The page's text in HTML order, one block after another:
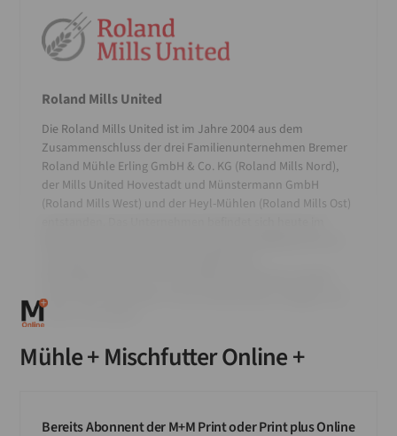
Mühle + Mischfutter Online +
Bereits Abonnent der M+M Print oder Print plus Online
Roland Mills United
Die Roland Mills United ist im Jahre 2004 aus dem
Zusammenschluss der drei Familienunternehmen Bremer
Roland Mühle Erling GmbH & Co. KG (Roland Mills Nord),
der Mills United Hovestadt und Münstermann GmbH
(Roland Mills West) und der Heyl-Mühlen (Roland Mills Ost)
heute über eine Million Tonnen Weichweizen, Roggen und